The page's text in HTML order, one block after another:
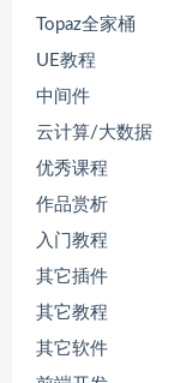
Topaz全家桶
UE教程
中间件
云计算/大数据
优秀课程
作品赏析
入门教程
其它插件
其它教程
其它软件